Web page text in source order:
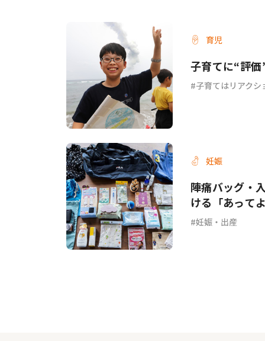
育児
子育てに“評
子育てはリアクシ
妊娠
陣痛バッグ・
ける「あって
妊娠・出産